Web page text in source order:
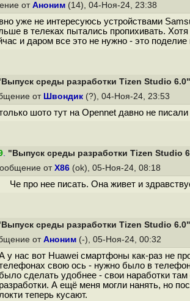
от Аноним (14), 04-Ноя-24, 23:38
уже не интересуюсь устройствами
в телеках пытались пропихивать.
и даром все это не нужно - это
среды разработки Tizen Studio 6.0"
от Швондик (?), 04-Ноя-24, 23:53
шото тут на Оpennet давно не
. "Выпуск среды разработки Tizen Studio
от X86 (ok), 05-Ноя-24, 08:18
Че про нее писать. Она живет и
среды разработки Tizen Studio 6.0"
от Аноним (-), 05-Ноя-24, 00:32
у нас вот Huawei смартфоны как-раз не
свою ось - нужно было в
сделать удобнее - свои наработки
разработки. А ещё меня могли нанять, но
теперь кусают.